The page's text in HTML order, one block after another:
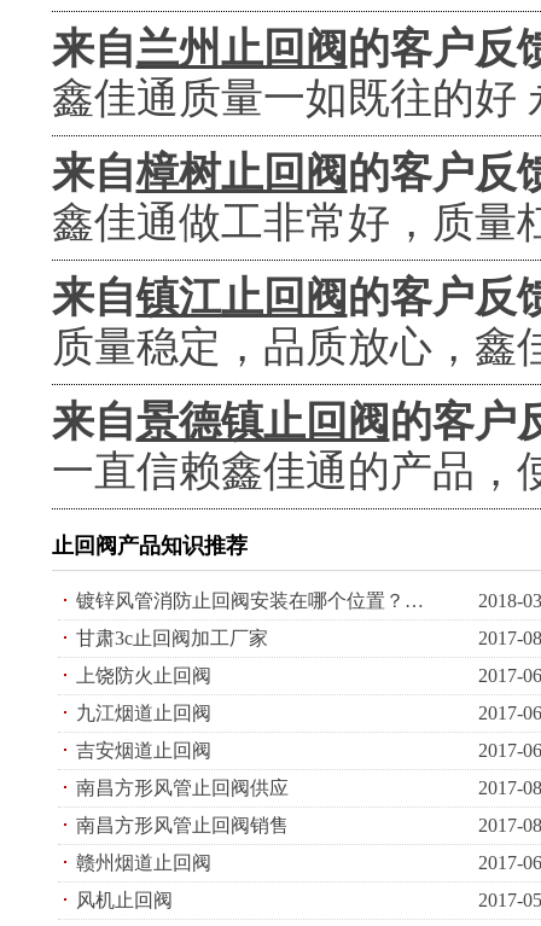
来自兰州止回阀的客户反
鑫佳通质量一如既往的好
来自樟树止回阀的客户反
鑫佳通做工非常好，质量
来自镇江止回阀的客户反
质量稳定，品质放心，鑫
来自景德镇止回阀的客户
一直信赖鑫佳通的产品，
止回阀产品知识推荐
镀锌风管消防止回阀安装在哪个位置？止回阀介绍
2018-
甘肃3c止回阀加工厂家
2017-
上饶防火止回阀
2017-
九江烟道止回阀
2017-
吉安烟道止回阀
2017-
南昌方形风管止回阀供应
2017-
南昌方形风管止回阀销售
2017-
赣州烟道止回阀
2017-
风机止回阀
2017-